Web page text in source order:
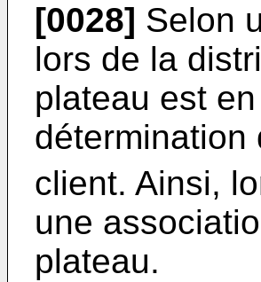
[0028] Selon
lors de la
plateau est
détermination
client. Ainsi,
une
plateau.